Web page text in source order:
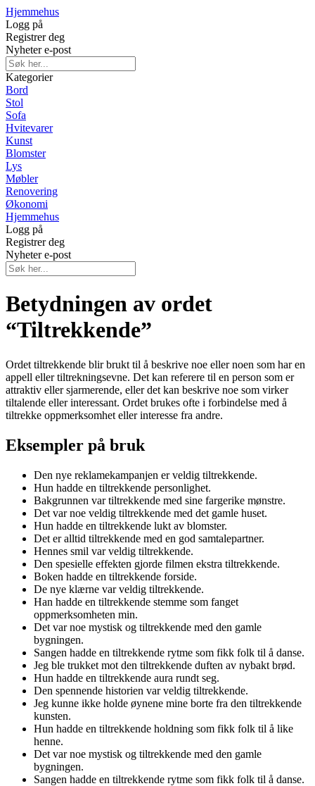
Hjemmehus
Logg på
Registrer deg
Nyheter e-post
Kategorier
Bord
Stol
Sofa
Hvitevarer
Kunst
Blomster
Lys
Møbler
Renovering
Økonomi
Hjemmehus
Logg på
Registrer deg
Nyheter e-post
Betydningen av ordet
“Tiltrekkende”
Ordet tiltrekkende blir brukt til å beskrive noe eller noen som har en
appell eller tiltrekningsevne. Det kan referere til en person som er
attraktiv eller sjarmerende, eller det kan beskrive noe som virker
tiltalende eller interessant. Ordet brukes ofte i forbindelse med å
tiltrekke oppmerksomhet eller interesse fra andre.
Eksempler på bruk
Den nye reklamekampanjen er veldig tiltrekkende.
Hun hadde en tiltrekkende personlighet.
Bakgrunnen var tiltrekkende med sine fargerike mønstre.
Det var noe veldig tiltrekkende med det gamle huset.
Hun hadde en tiltrekkende lukt av blomster.
Det er alltid tiltrekkende med en god samtalepartner.
Hennes smil var veldig tiltrekkende.
Den spesielle effekten gjorde filmen ekstra tiltrekkende.
Boken hadde en tiltrekkende forside.
De nye klærne var veldig tiltrekkende.
Han hadde en tiltrekkende stemme som fanget
oppmerksomheten min.
Det var noe mystisk og tiltrekkende med den gamle
bygningen.
Sangen hadde en tiltrekkende rytme som fikk folk til å danse.
Jeg ble trukket mot den tiltrekkende duften av nybakt brød.
Hun hadde en tiltrekkende aura rundt seg.
Den spennende historien var veldig tiltrekkende.
Jeg kunne ikke holde øynene mine borte fra den tiltrekkende
kunsten.
Hun hadde en tiltrekkende holdning som fikk folk til å like
henne.
Det var noe mystisk og tiltrekkende med den gamle
bygningen.
Sangen hadde en tiltrekkende rytme som fikk folk til å danse.